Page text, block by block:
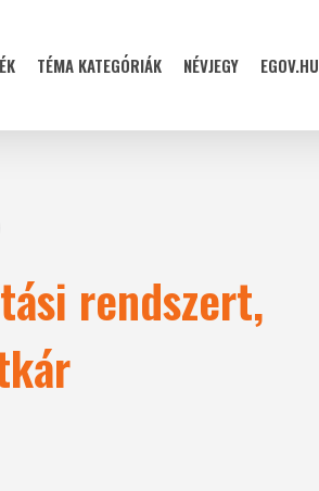
TÉMA KATEGÓRIÁK NÉVJEGY EGOV.HU
rendszert,